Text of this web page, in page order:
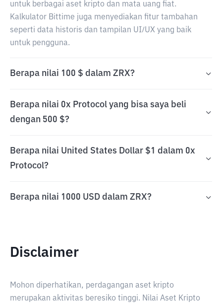
untuk berbagai aset kripto dan mata uang fiat.
Kalkulator Bittime juga menyediakan fitur tambahan
seperti data historis dan tampilan UI/UX yang baik
untuk pengguna.
Berapa nilai 100 $ dalam ZRX?
Berapa nilai 0x Protocol yang bisa saya beli
dengan 500 $?
Berapa nilai United States Dollar $1 dalam 0x
Protocol?
Berapa nilai 1000 USD dalam ZRX?
Disclaimer
Mohon diperhatikan, perdagangan aset kripto
merupakan aktivitas beresiko tinggi. Nilai Aset Kripto